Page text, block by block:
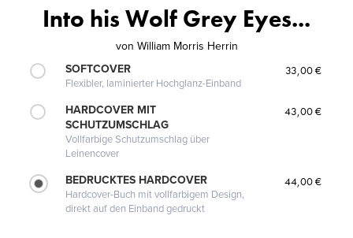
Into his Wolf Grey Eyes...
von William Morris Herrin
SOFTCOVER
Flexibler, laminierter Hochglanz-Einband
33,00 €
HARDCOVER MIT
SCHUTZUMSCHLAG
Vollfarbige Schutzumschlag über
Leinencover
43,00 €
BEDRUCKTES HARDCOVER
Hardcover-Buch mit vollfarbigem Design,
direkt auf den Einband gedruckt
44,00 €